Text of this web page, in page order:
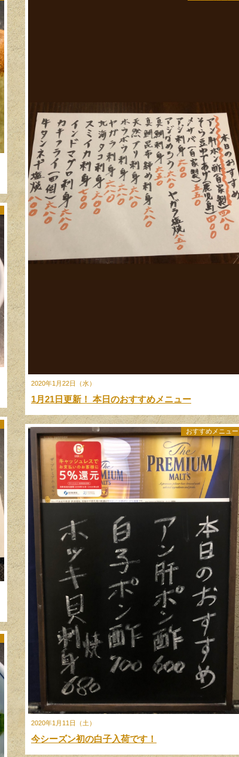
2020年1月22日（水）
1月21日更新！ 本日のおすすめメニュー
2020年1月11日（土）
おすすめメニュー
今シーズン初の白子入荷です！